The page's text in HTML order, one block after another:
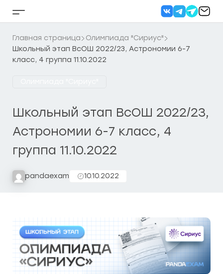
Кнопка
бокового
меню
Главная страница
Олимпиада "Сириус"
Школьный этап ВсОШ 2022/23, Астрономии 6-7
класс, 4 группа 11.10.2022
Школьный этап ВсОШ 2022/23,
Астрономии 6-7 класс, 4
группа 11.10.2022
pandaexam 10.10.2022